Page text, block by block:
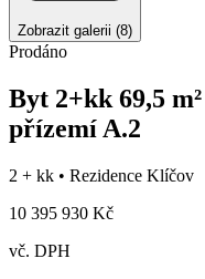
Zobrazit galerii (8)
Prodáno
Byt 2+kk 69,5
přízemí A.2
2 + kk • Rezidence Klíčov
10 395 930 Kč
vč. DPH